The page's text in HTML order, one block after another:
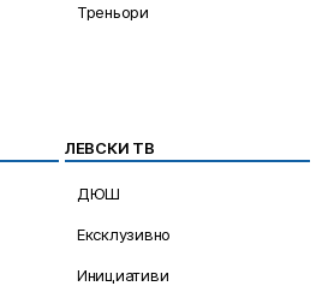
Треньори
ЛЕВСКИ ТВ
ДЮШ
Ексклузивно
Инициативи